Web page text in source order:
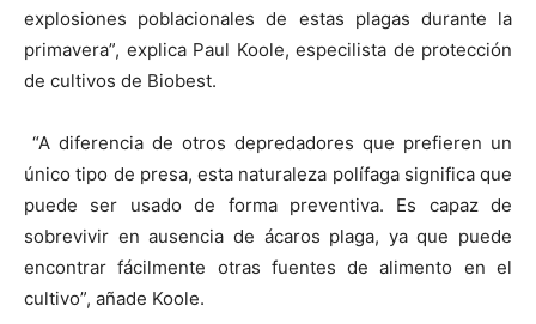
explosiones poblacionales de estas plagas durante la
primavera”, explica Paul Koole, especilista de protección
de cultivos de Biobest.
“A diferencia de otros depredadores que prefieren un
único tipo de presa, esta naturaleza polífaga significa que
puede ser usado de forma preventiva. Es capaz de
sobrevivir en ausencia de ácaros plaga, ya que puede
encontrar fácilmente otras fuentes de alimento en el
cultivo”, añade Koole.